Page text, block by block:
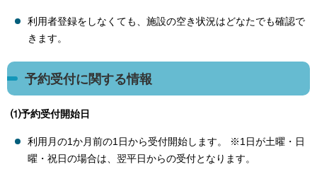
利用者登録をしなくても、施設の空き状況はどなたでも確認で
きます。
予約受付に関する情報
⑴予約受付開始日
利用月の1か月前の1日から受付開始します。 ※1日が土曜・日
曜・祝日の場合は、翌平日からの受付となります。